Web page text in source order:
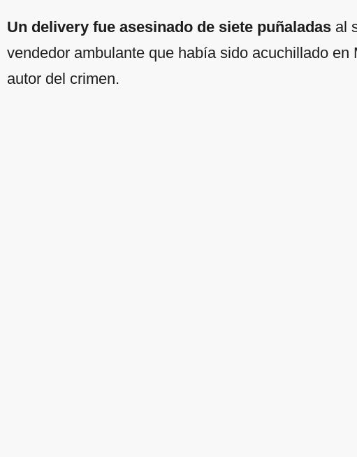
Un delivery fue asesinado de siete puñaladas al
vendedor ambulante que había sido acuchillado
autor del crimen.